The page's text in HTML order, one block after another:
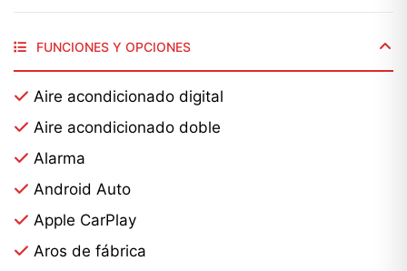
FUNCIONES Y OPCIONES
Aire acondicionado digital
Aire acondicionado doble
Alarma
Android Auto
Apple CarPlay
Aros de fábrica